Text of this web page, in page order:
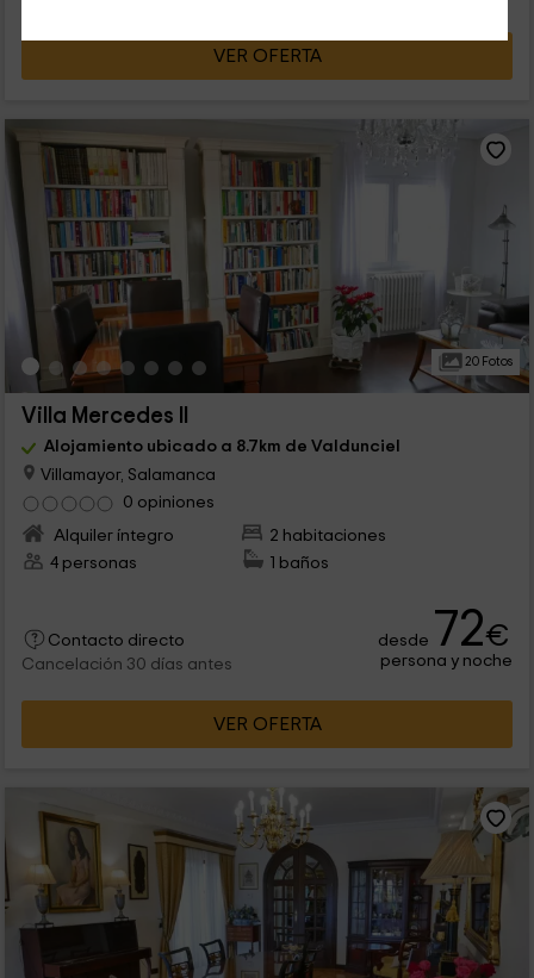
VER OFERTA
20 Fotos
Villa Mercedes II
Alojamiento ubicado a 8.7km de Valdunciel
Villamayor, Salamanca
0 opiniones
Alquiler íntegro
2 habitaciones
4 personas
1 baños
Contacto directo
Cancelación 30 días antes
desde 72€
persona y noche
VER OFERTA